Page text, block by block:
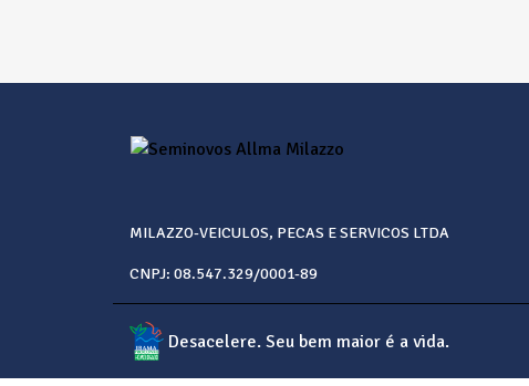
MILAZZO-VEICULOS, PECAS E SERVICOS LTDA
CNPJ: 08.547.329/0001-89
Desacelere. Seu bem maior é a vida.